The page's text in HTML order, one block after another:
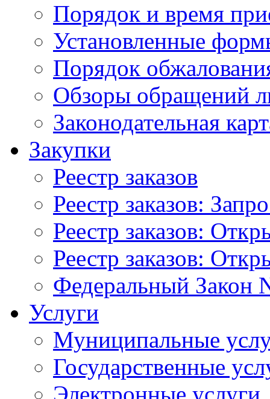
Порядок и время
Установленные
Порядок
Обзоры обращений
Законодательная
Закупки
Реестр заказов
Реестр заказов:
Реестр заказов:
Реестр заказов:
Федеральный Закон
Услуги
Муниципальные
Государственные